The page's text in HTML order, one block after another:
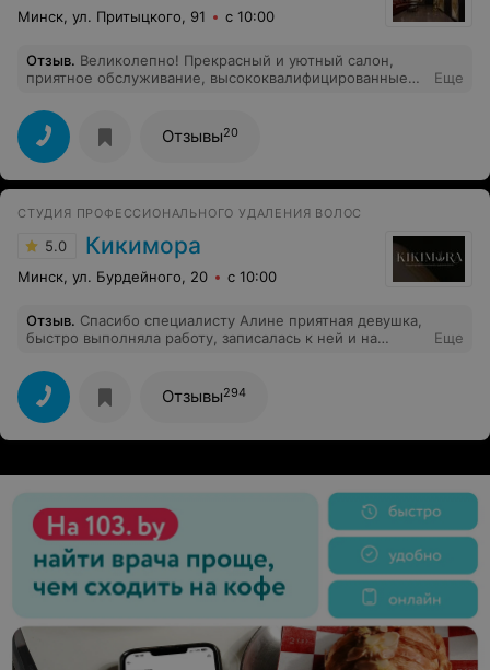
Минск, ул. Притыцкого, 91 с 10:00
Отзыв. Великолепно! Прекрасный и уютный салон,
приятное обслуживание, высококвалифицированные
Помимо наращивания ресниц, шугаринг.
Еще
Отзывы20
СТУДИЯ ПРОФЕССИОНАЛЬНОГО УДАЛЕНИЯ ВОЛОС
5.0 Кикимора
Минск, ул. Бурдейного, 20 с 10:00
Отзыв. Спасибо специалисту Алине приятная девушка,
быстро выполняла работу, записалась к ней и на
Еще
Отзывы294